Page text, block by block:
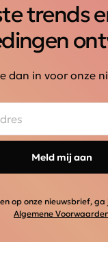
trends
dan in voor onze
Meld mij aan
op onze nieuwsbrief,
Algemene